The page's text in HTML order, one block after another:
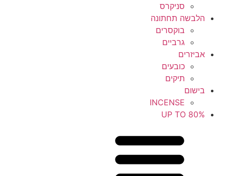
סניקרס
הלבשה תחתונה
בוקסרים
גרביים
אביזרים
כובעים
תיקים
בישום
INCENSE
UP TO 80%